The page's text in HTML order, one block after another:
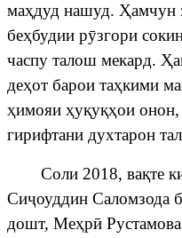
маҳдуд нашуд. Ҳамчун
беҳбудии рӯзгори
часпу талош мекард. Ҳ
деҳот барои таҳкими
ҳимояи ҳуқуқҳои онон,
гирифтани духтарон
Соли 2018, вақте
Сиҷоуддин Саломзода
дошт, Меҳрӣ Рустамова